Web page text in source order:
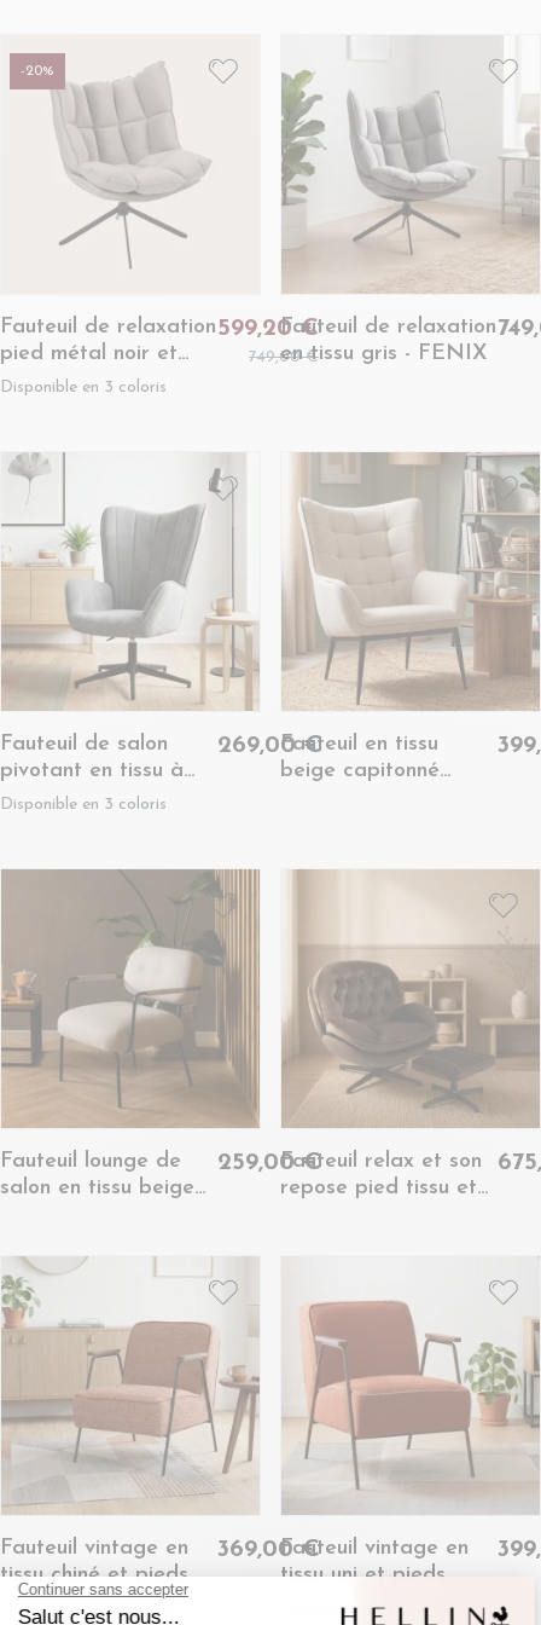
-20%
Fauteuil de relaxation
pied métal noir et
tissu et simili - FENIX
Disponible en 3 coloris
599,20 €
749,00 €
Fauteuil de relaxation
en tissu gris - FENIX
Fauteuil de salon
pivotant en tissu à
accoudoirs dossier
Disponible en 3 coloris
269,00 €Fauteuil en tissu
beige capitonné
Fauteuil lounge de
salon en tissu beige
259,00 €Fauteuil relax et son
repose pied tissu et
Fauteuil vintage en
tissu chiné et pieds
métal - SINTRA
Disponible dans le coloris 1
369,00 €Fauteuil vintage en
tissu uni et pieds
métal - SINTRA
Disponible en 2 coloris